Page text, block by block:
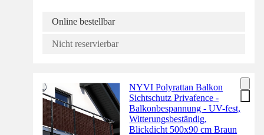
Online bestellbar
Nicht reservierbar
NYVI Polyrattan Balkon
Sichtschutz Privafence -
Balkonbespannung - UV-fest,
Witterungsbeständig,
Blickdicht 500x90 cm Braun